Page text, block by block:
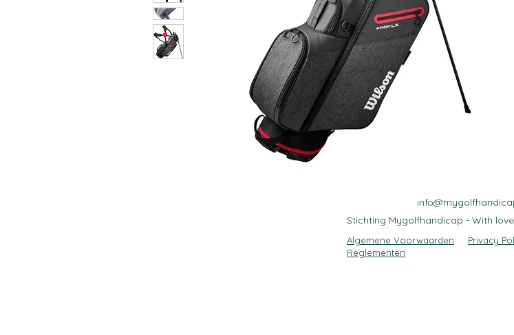
Stichting Mygolfhandicap - With
Algemene Voorwaarden Privacy
Reglementen